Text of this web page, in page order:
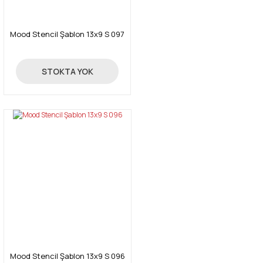
Mood Stencil Şablon 13x9 S 097
3,04 TL
STOKTA YOK
Mood Stencil Şablon 13x9 S 096